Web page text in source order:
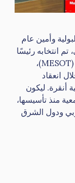
وأمين عام
انتخابه رئيسًا
لجمعية الشرق الأوسط لزراعة الأعضاء (MESOT)،
انعقاد
أنقرة. ليكون
منذ تأسيسها،
ودول الشرق